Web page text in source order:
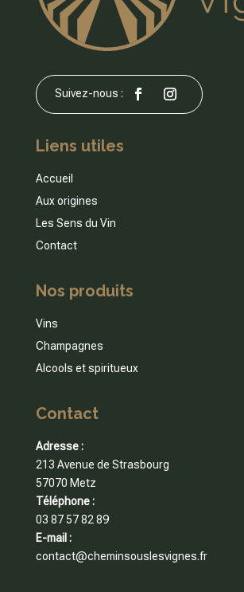
Liens utiles
Accueil
Aux origines
Les Sens du Vin
Contact
Nos produits
Vins
Champagnes
Alcools et spiritueux
Contact
Adresse :
213 Avenue de Strasbourg
57070 Metz
Téléphone :
03 87 57 82 89
E-mail :
contact@cheminsouslesvignes.fr